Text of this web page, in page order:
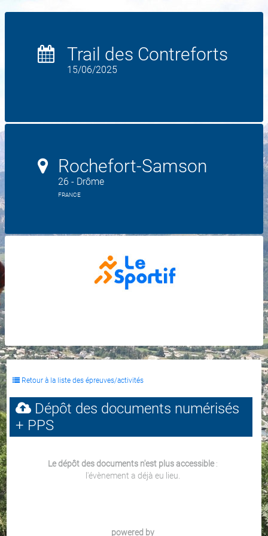
Trail des Contreforts
15/06/2025
Rochefort-Samson
26 - Drôme
FRANCE
Retour à la liste des épreuves/activités
Dépôt des documents numérisés
+ PPS
Le dépôt des documents n'est plus accessible:
l'évènement a déjà eu lieu.
powered by